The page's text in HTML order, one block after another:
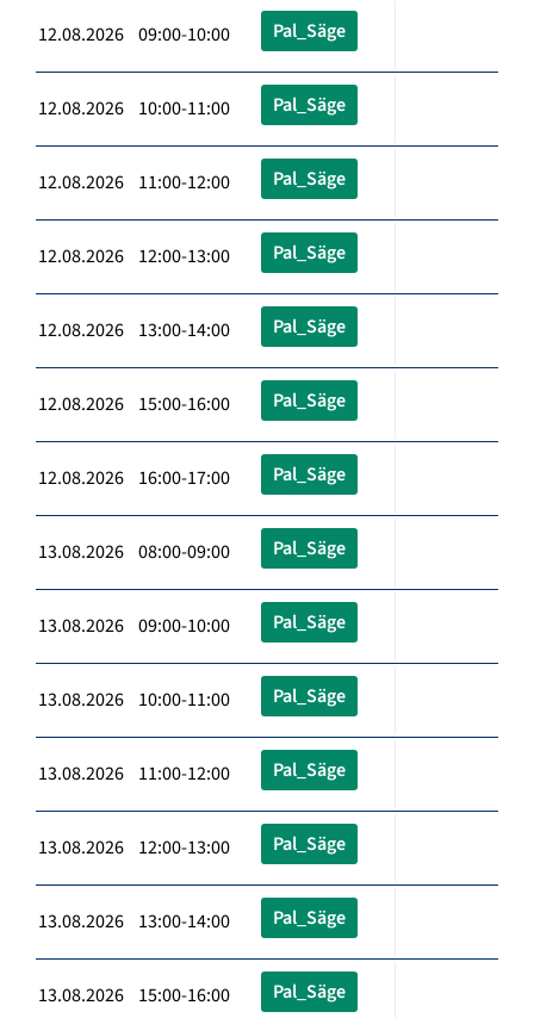
12.08.2026 09:00-10:00 Pal_Säge
12.08.2026 10:00-11:00 Pal_Säge
12.08.2026 11:00-12:00 Pal_Säge
12.08.2026 12:00-13:00 Pal_Säge
12.08.2026 13:00-14:00 Pal_Säge
12.08.2026 15:00-16:00 Pal_Säge
12.08.2026 16:00-17:00 Pal_Säge
13.08.2026 08:00-09:00 Pal_Säge
13.08.2026 09:00-10:00 Pal_Säge
13.08.2026 10:00-11:00 Pal_Säge
13.08.2026 11:00-12:00 Pal_Säge
13.08.2026 12:00-13:00 Pal_Säge
13.08.2026 13:00-14:00 Pal_Säge
13.08.2026 15:00-16:00 Pal_Säge